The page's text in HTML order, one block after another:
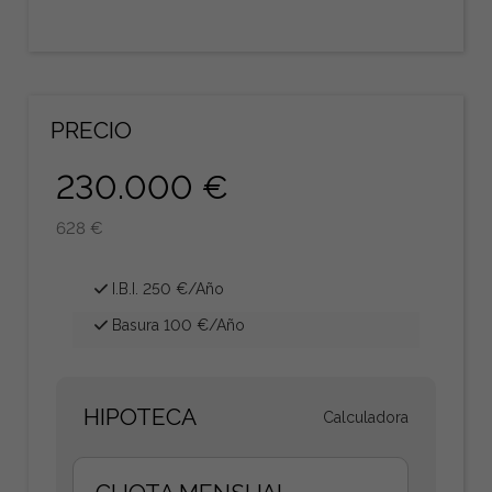
PRECIO
230.000 €
628 €
I.B.I. 250 €/Año
Basura 100 €/Año
HIPOTECA Calculadora